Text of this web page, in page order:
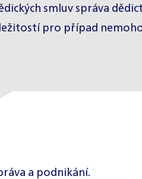
smluv správa
pro případ
a podnikání.